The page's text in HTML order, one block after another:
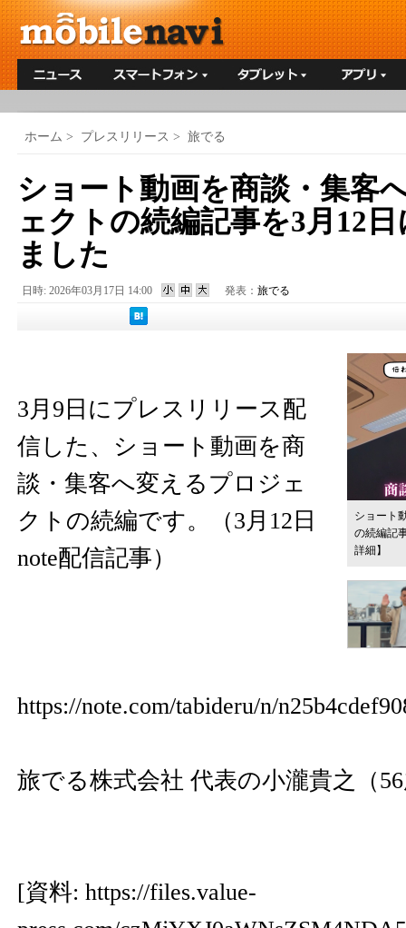
ホーム > プレスリリース > 旅でる
ショート動画を商談・集客
ェクトの続編記事を3月12
ました
日時: 2026年03月17日 14:00 発表： 旅でる
ショート
の続編記
詳細】
3月9日にプレスリリース配
信した、ショート動画を商
談・集客へ変えるプロジェ
クトの続編です。（3月12日
note配信記事）
https://note.com/tabideru/n/
旅でる株式会社 代表の小瀧貴之（
[資料: https://files.value-